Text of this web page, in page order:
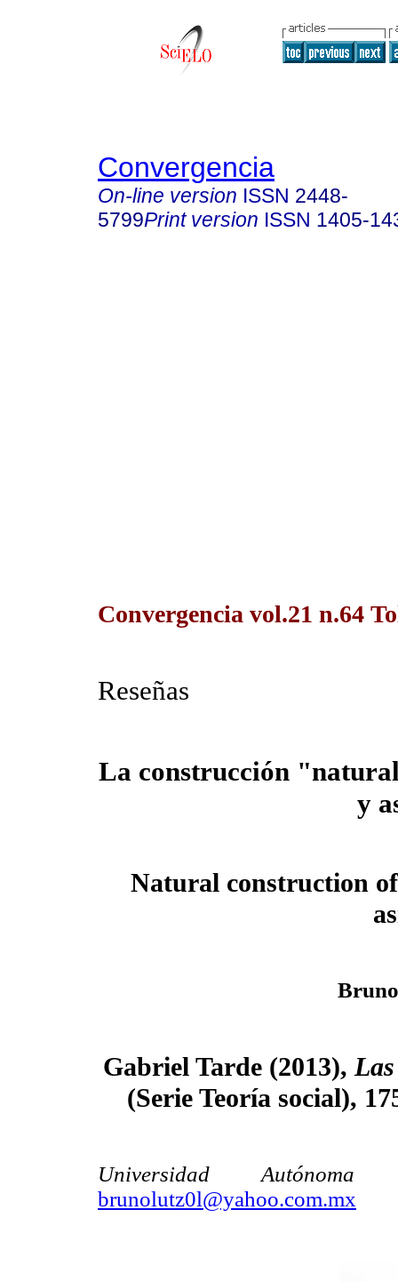
Convergencia
On-line version ISSN 2448-
5799Print version ISSN 1405-
Convergencia vol.21 n.64
Reseñas
La construcción
y
Natural construction
Gabriel Tarde (2013),
(Serie Teoría social),
Universidad Autónoma
brunolutz0l@yahoo.com.mx